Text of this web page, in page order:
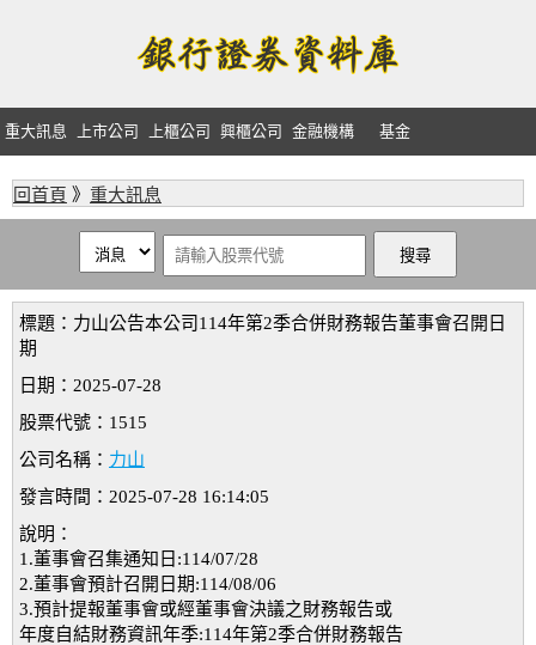
重大訊息 上市公司 上櫃公司 興櫃公司 金融機構 基金
回首頁 》 重大訊息
標題：力山公告本公司114年第2季合併財務報告董事會召開日
期
日期：2025-07-28
股票代號：1515
公司名稱： 力山
發言時間：2025-07-28 16:14:05
說明：
1.董事會召集通知日:114/07/28
2.董事會預計召開日期:114/08/06
3.預計提報董事會或經董事會決議之財務報告或
年度自結財務資訊年季:114年第2季合併財務報告